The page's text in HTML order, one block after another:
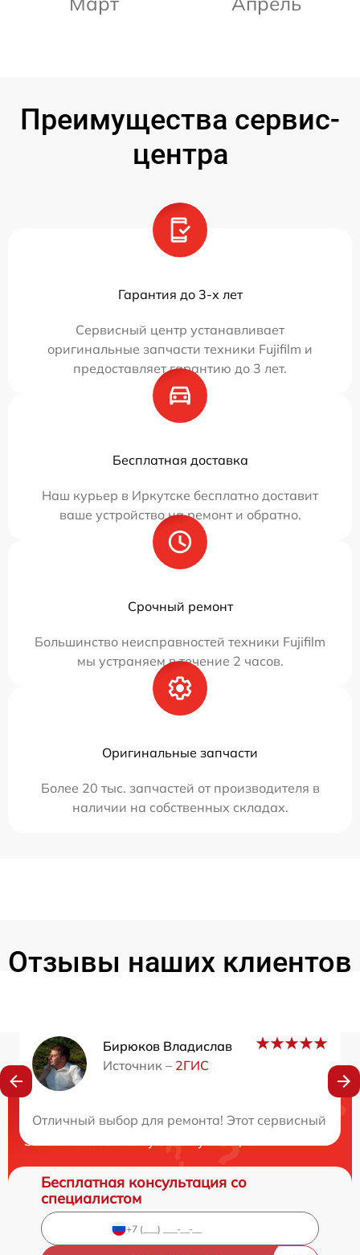
Преимущества сервис-
центра
Гарантия до 3-х лет
Сервисный центр устанавливает
оригинальные запчасти техники Fujifilm и
предоставляет гарантию до 3 лет.
Бесплатная доставка
Наш курьер в Иркутске бесплатно доставит
ваше устройство на ремонт и обратно.
Срочный ремонт
Большинство неисправностей техники Fujifilm
мы устраняем в течение 2 часов.
Оригинальные запчасти
Более 20 тыс. запчастей от производителя в
наличии на собственных складах.
Отзывы наших клиентов
Бирюков Владислав
Источник – 2ГИС
Отличный выбор для ремонта! Этот сервисный
Нужна консультация?
Закажите бесплатную консультацию
Бесплатная консультация со
специалистом